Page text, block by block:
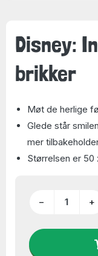
Disney:
brikker
Møt de herlige
Glede står
mer
Størrelsen er 50
− +